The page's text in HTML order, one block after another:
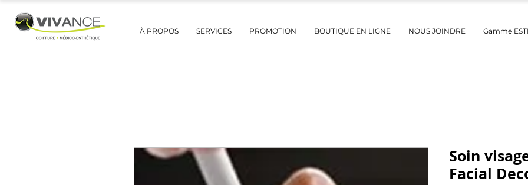
À PROPOS SERVICES PROMOTION BOUTIQUE EN LIGNE NOUS JOINDRE Gamme
Soin
Facial